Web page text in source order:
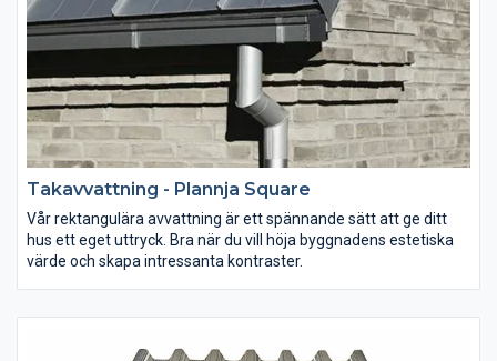
Takavvattning - Plannja Square
Vår rektangulära avvattning är ett spännande sätt att ge ditt
hus ett eget uttryck. Bra när du vill höja byggnadens estetiska
värde och skapa intressanta kontraster.